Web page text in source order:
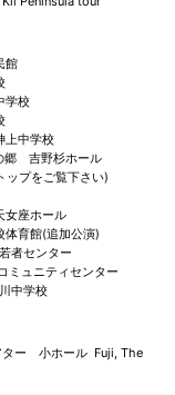
館
学校
中学校
吉野杉ホール
ップをご覧下さい)
座ホール
育館(追加公演)
者センター
ュニティセンター
中学校
ター 小ホール Fuji, The